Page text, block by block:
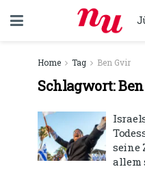
Home Tag Ben Gvir
Schlagwort:
seine
allem